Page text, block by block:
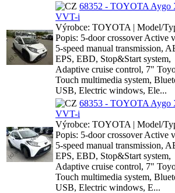
68352 - TOYOTA Aygo
VVT-i
Výrobce: TOYOTA | Model/
Popis: 5-door crossover Active
5-speed manual transmission,
EPS, EBD, Stop&Start system,
Adaptive cruise control, 7"
Touch multimedia system,
USB, Electric windows, Ele...
68353 - TOYOTA Aygo
VVT-i
Výrobce: TOYOTA | Model/
Popis: 5-door crossover Active
5-speed manual transmission,
EPS, EBD, Stop&Start system,
Adaptive cruise control, 7"
Touch multimedia system,
USB, Electric windows, E...